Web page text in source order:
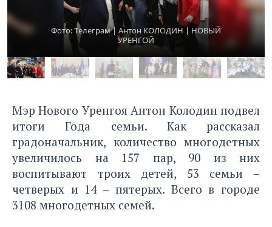
Фото: Tелеграм | Антон КОЛОДИН | НОВЫЙ
УРЕНГОЙ
Мэр Нового Уренгоя Антон Колодин подвел
итоги Года семьи. Как рассказал
градоначальник, количество многодетных
увеличилось на 157 пар, 90 из них
воспитывают троих детей, 53 семьи –
четверых и 14 – пятерых. Всего в городе
3108 многодетных семей.